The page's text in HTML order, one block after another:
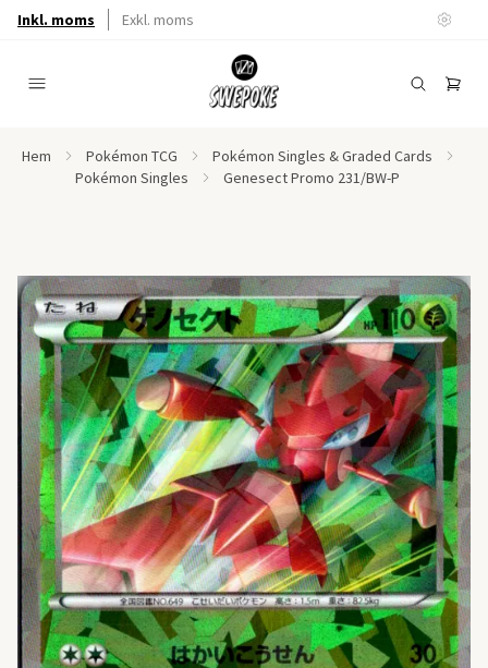
Inkl. moms Exkl. moms
Hem Pokémon TCG
Pokémon Singles & Graded Cards
Pokémon Singles
Genesect Promo 231/BW-P